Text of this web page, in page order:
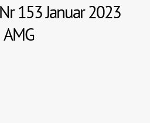
153 Januar 2023
AMG